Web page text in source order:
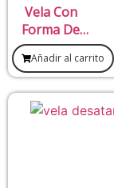
Vela Con
Forma De
Espada
Arcángel
San Miguel
Añadir al carrito